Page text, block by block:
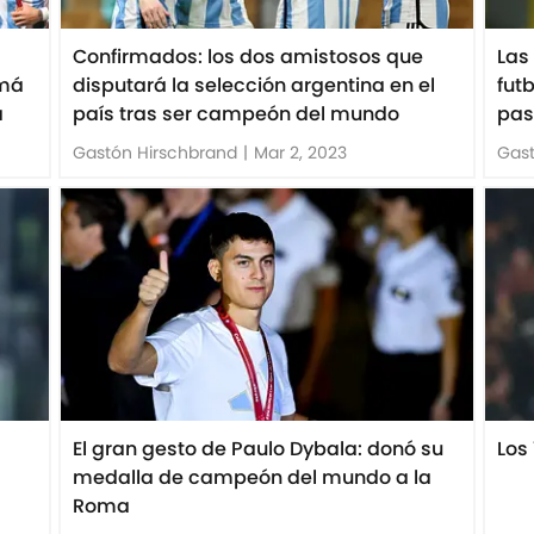
Confirmados: los dos amistosos que
disputará la selección argentina en el
país tras ser campeón del mundo
Gastón Hirschbrand | Mar 2, 2023
El gran gesto de Paulo Dybala: donó su
medalla de campeón del mundo a la
Roma